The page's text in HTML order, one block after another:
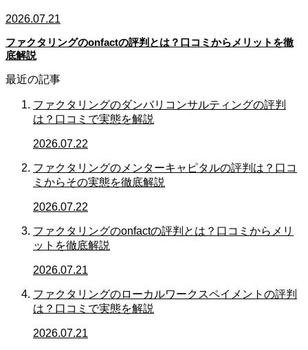
2026.07.21
ファクタリングのonfactの評判とは？口コミからメリットを徹
底解説
最近の記事
ファクタリングのダンバリコンサルティングの評判
は？口コミで実態を解説
2026.07.22
ファクタリングのメンターキャピタルの評判は？口コ
ミからその実態を徹底解説
2026.07.22
ファクタリングのonfactの評判とは？口コミからメリ
ットを徹底解説
2026.07.21
ファクタリングのローカルワークスペイメントの評判
は？口コミで実態を解説
2026.07.21